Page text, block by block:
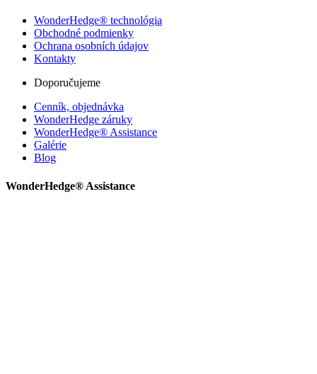
WonderHedge® technológia
Obchodné podmienky
Ochrana osobních údajov
Kontakty
Doporučujeme
Cenník, objednávka
WonderHedge záruky
WonderHedge® Assistance
Galérie
Blog
WonderHedge® Assistance